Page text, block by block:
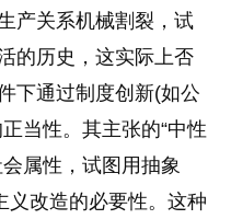
产关系机械割裂，试
的历史，这实际上否
下通过制度创新(如公
当性。其主张的“中性
属性，试图用抽象
义改造的必要性。这种